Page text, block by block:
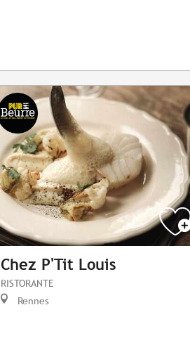
Chez P'Tit Louis
RISTORANTE
Rennes